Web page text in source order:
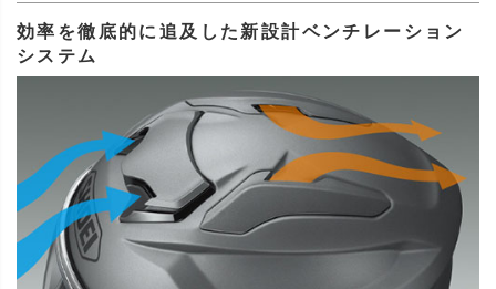
効率を徹底的に追及した新設計ベンチレーション
システム